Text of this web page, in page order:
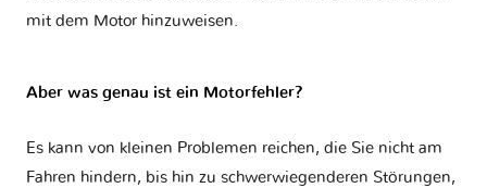
mit dem Motor hinzuweisen.
Aber was genau ist ein Motorfehler?
Es kann von kleinen Problemen reichen, die Sie nicht am
Fahren hindern, bis hin zu schwerwiegenderen Störungen,